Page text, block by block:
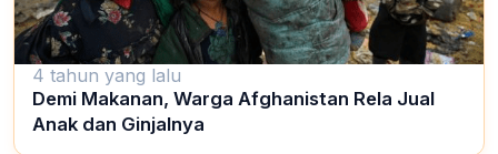
4 tahun yang lalu
Demi Makanan, Warga Afghanistan Rela Jual
Anak dan Ginjalnya